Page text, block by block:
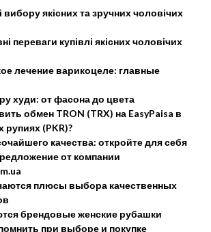
якісних та зручних чоловічих
переваги купівлі якісних чоловічих
лечение варикоцеле: главные
худи: от фасона до цвета
обмен TRON (TRX) на EasyPaisa в
рупиях (PKR)?
качества: откройте для себя
от компании
плюсы выбора качественных
брендовые женские рубашки
при выборе и покупке